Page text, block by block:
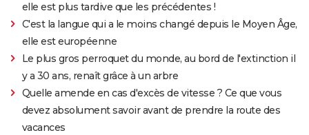
elle est plus tardive que les précédentes !
C'est la langue qui a le moins changé depuis le Moyen Âge,
elle est européenne
Le plus gros perroquet du monde, au bord de l'extinction il
y a 30 ans, renaît grâce à un arbre
Quelle amende en cas d'excès de vitesse ? Ce que vous
devez absolument savoir avant de prendre la route des
vacances